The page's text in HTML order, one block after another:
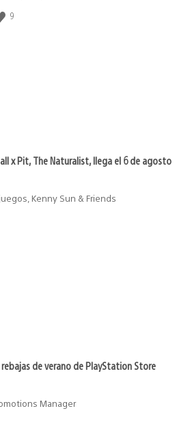
9
x Pit, The Naturalist, llega el 6 de agosto
Kenny Sun & Friends
de verano de PlayStation Store
Manager